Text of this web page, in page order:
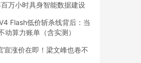
万小时具身智能数据建设
Flash低价斩杀线背后：当
动算力账单（含实测）
宣涨价在即！梁文峰也卷不